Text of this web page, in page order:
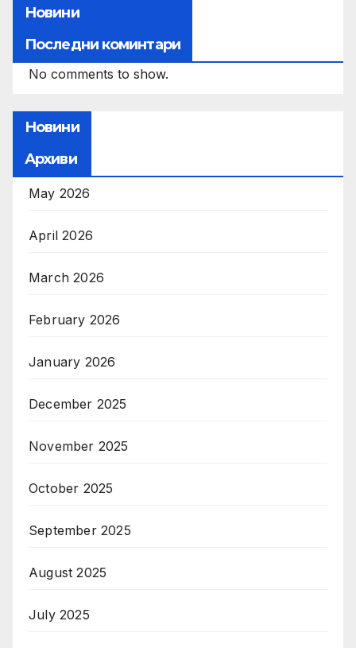
Новини
Последни коминтари
No comments to show.
Новини
Архиви
May 2026
April 2026
March 2026
February 2026
January 2026
December 2025
November 2025
October 2025
September 2025
August 2025
July 2025